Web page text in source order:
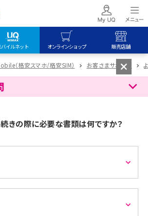
バイルネット オンラインショップ 販売店舗
ご契約の方
ョップ
（格安スマホ/格安SIM） お客さまサポート
きの際に必要な書類は何ですか？